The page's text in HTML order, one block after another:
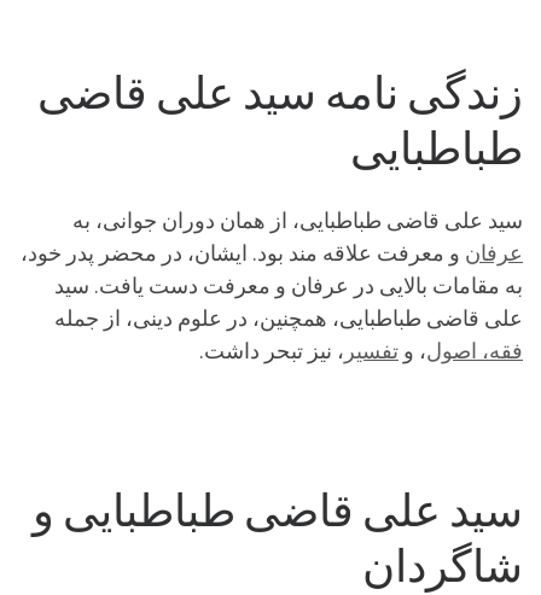
زندگی نامه سید علی قاضی
طباطبایی
سید علی قاضی طباطبایی، از همان دوران جوانی، به
عرفان و معرفت علاقه مند بود. ایشان، در محضر پدر خود،
به مقامات بالایی در عرفان و معرفت دست یافت. سید
علی قاضی طباطبایی، همچنین، در علوم دینی، از جمله
فقه، اصول، و تفسیر ، نیز تبحر داشت.
سید علی قاضی طباطبایی و
شاگردان